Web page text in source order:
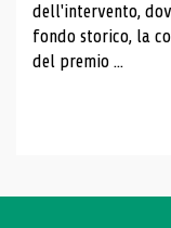
dell'intervento,
fondo storico, la
del premio ...